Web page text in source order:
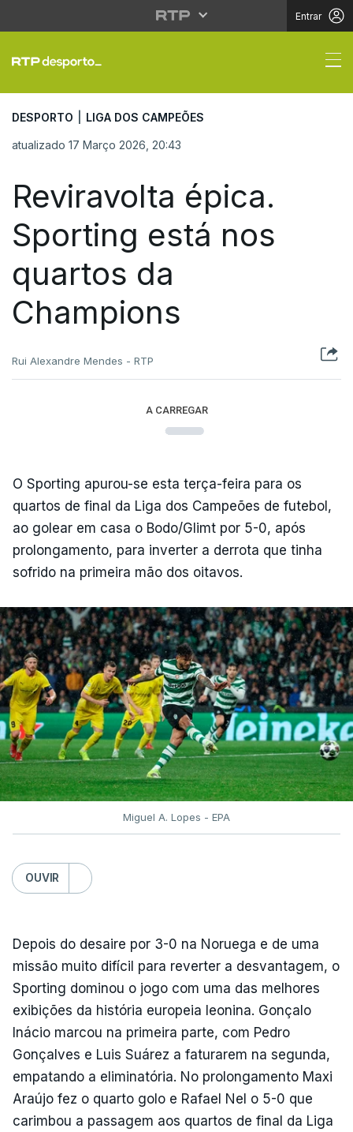
Entrar
Reviravolta épica.
DESPORTO LIGA DOS CAMPEÕES
atualizado 17 Março 2026, 20:43
Reviravolta épica.
Sporting está nos
quartos da
Champions
Rui Alexandre Mendes - RTP
A CARREGAR
O Sporting apurou-se esta terça-feira para os
quartos de final da Liga dos Campeões de futebol,
ao golear em casa o Bodo/Glimt por 5-0, após
prolongamento, para inverter a derrota que tinha
sofrido na primeira mão dos oitavos.
Miguel A. Lopes - EPA
OUVIR
Depois do desaire por 3-0 na Noruega e de uma
missão muito difícil para reverter a desvantagem, o
Sporting dominou o jogo com uma das melhores
exibições da história europeia leonina. Gonçalo
Inácio marcou na primeira parte, com Pedro
Gonçalves e Luis Suárez a faturarem na segunda,
empatando a eliminatória. No prolongamento Maxi
Araújo fez o quarto golo e Rafael Nel o 5-0 que
carimbou a passagem aos quartos de final da Liga